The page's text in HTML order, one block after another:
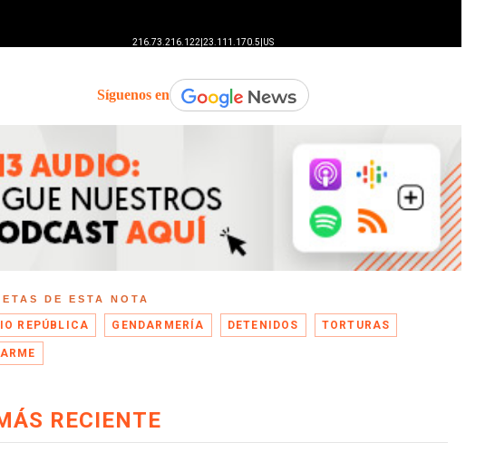
Síguenos en
DE ESTA NOTA
REPÚBLICA GENDARMERÍA DETENIDOS TORTURAS
RECIENTE